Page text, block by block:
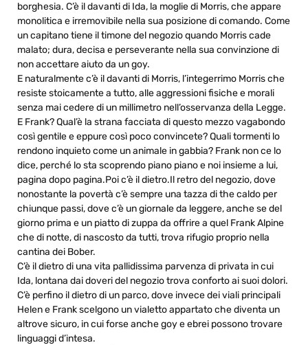
borghesia. C’è il davanti di Ida, la moglie di Morris, che appare
monolitica e irremovibile nella sua posizione di comando. Come
un capitano tiene il timone del negozio quando Morris cade
malato; dura, decisa e perseverante nella sua convinzione di
non accettare aiuto da un goy.
E naturalmente c’è il davanti di Morris, l’integerrimo Morris che
resiste stoicamente a tutto, alle aggressioni fisiche e morali
senza mai cedere di un millimetro nell’osservanza della Legge.
E Frank? Qual’è la strana facciata di questo mezzo vagabondo
così gentile e eppure così poco convincete? Quali tormenti lo
rendono inquieto come un animale in gabbia? Frank non ce lo
dice, perché lo sta scoprendo piano piano e noi insieme a lui,
pagina dopo pagina.Poi c’è il dietro.Il retro del negozio, dove
nonostante la povertà c’è sempre una tazza di the caldo per
chiunque passi, dove c’è un giornale da leggere, anche se del
giorno prima e un piatto di zuppa da offrire a quel Frank Alpine
che di notte, di nascosto da tutti, trova rifugio proprio nella
cantina dei Bober.
C’è il dietro di una vita pallidissima parvenza di privata in cui
Ida, lontana dai doveri del negozio trova conforto ai suoi dolori.
C’è perfino il dietro di un parco, dove invece dei viali principali
Helen e Frank scelgono un vialetto appartato che diventa un
altrove sicuro, in cui forse anche goy e ebrei possono trovare
linguaggi d’intesa.